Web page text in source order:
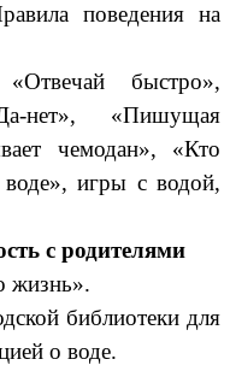
поведения на
быстро»,
нет», «Пишущая
чемодан», «Кто
игры с водой,
с родителями
жизнь».
библиотеки для
о воде.